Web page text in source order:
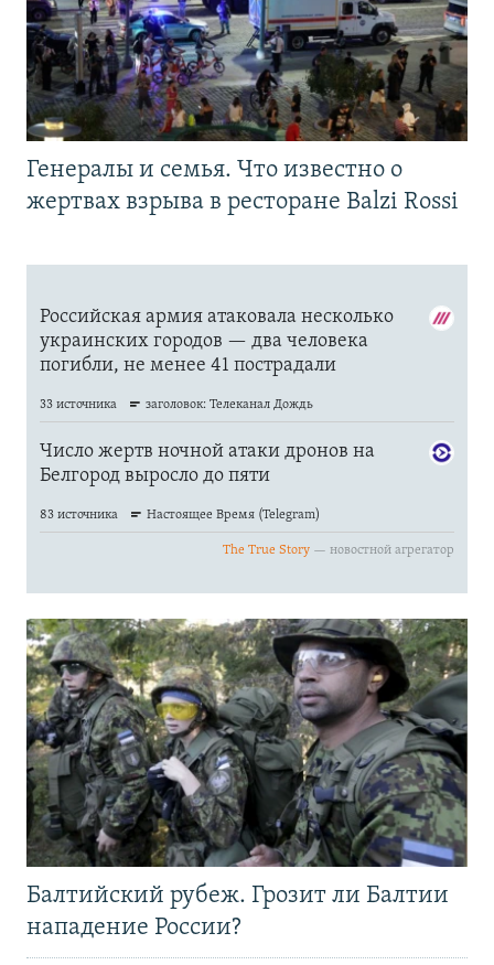
Генералы и семья. Что известно о
жертвах взрыва в ресторане Balzi Rossi
Балтийский рубеж. Грозит ли Балтии
нападение России?